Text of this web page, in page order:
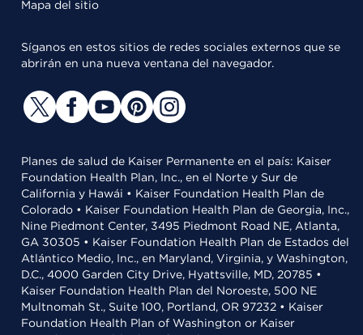
Mapa del sitio
Síganos en estos sitios de redes sociales externos que se
abrirán en una nueva ventana del navegador.
Planes de salud de Kaiser Permanente en el país: Kaiser
Foundation Health Plan, Inc., en el Norte y Sur de
California y Hawái • Kaiser Foundation Health Plan de
Colorado • Kaiser Foundation Health Plan de Georgia, Inc.,
Nine Piedmont Center, 3495 Piedmont Road NE, Atlanta,
GA 30305 • Kaiser Foundation Health Plan de Estados del
Atlántico Medio, Inc., en Maryland, Virginia, y Washington,
D.C., 4000 Garden City Drive, Hyattsville, MD, 20785 •
Kaiser Foundation Health Plan del Noroeste, 500 NE
Multnomah St., Suite 100, Portland, OR 97232 • Kaiser
Foundation Health Plan of Washington or Kaiser